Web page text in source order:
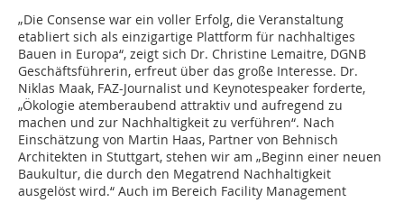
„Die Consense war ein voller Erfolg, die Veranstaltung
etabliert sich als einzigartige Plattform für nachhaltiges
Bauen in Europa“, zeigt sich Dr. Christine Lemaitre, DGNB
Geschäftsführerin, erfreut über das große Interesse. Dr.
Niklas Maak, FAZ-Journalist und Keynotespeaker forderte,
„Ökologie atemberaubend attraktiv und aufregend zu
machen und zur Nachhaltigkeit zu verführen“. Nach
Einschätzung von Martin Haas, Partner von Behnisch
Architekten in Stuttgart, stehen wir am „Beginn einer neuen
Baukultur, die durch den Megatrend Nachhaltigkeit
ausgelöst wird.“ Auch im Bereich Facility Management